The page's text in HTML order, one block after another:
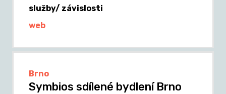
služby/ závislosti
web
Brno
Symbios sdílené bydlení Brno